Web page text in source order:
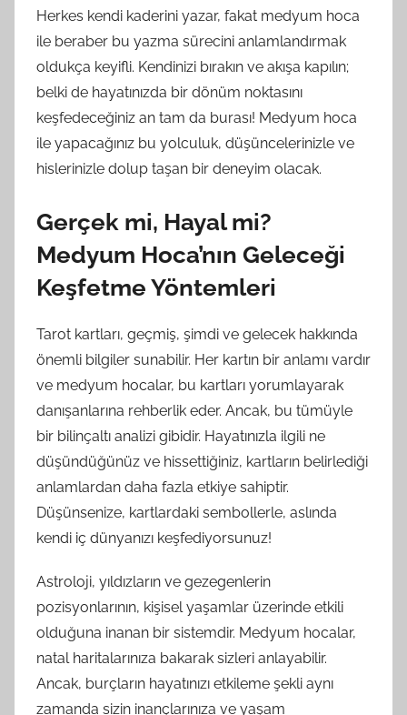
Herkes kendi kaderini yazar, fakat medyum hoca
ile beraber bu yazma sürecini anlamlandırmak
oldukça keyifli. Kendinizi bırakın ve akışa kapılın;
belki de hayatınızda bir dönüm noktasını
keşfedeceğiniz an tam da burası! Medyum hoca
ile yapacağınız bu yolculuk, düşüncelerinizle ve
hislerinizle dolup taşan bir deneyim olacak.
Gerçek mi, Hayal mi?
Medyum Hoca’nın Geleceği
Keşfetme Yöntemleri
Tarot kartları, geçmiş, şimdi ve gelecek hakkında
önemli bilgiler sunabilir. Her kartın bir anlamı vardır
ve medyum hocalar, bu kartları yorumlayarak
danışanlarına rehberlik eder. Ancak, bu tümüyle
bir bilinçaltı analizi gibidir. Hayatınızla ilgili ne
düşündüğünüz ve hissettiğiniz, kartların belirlediği
anlamlardan daha fazla etkiye sahiptir.
Düşünsenize, kartlardaki sembollerle, aslında
kendi iç dünyanızı keşfediyorsunuz!
Astroloji, yıldızların ve gezegenlerin
pozisyonlarının, kişisel yaşamlar üzerinde etkili
olduğuna inanan bir sistemdir. Medyum hocalar,
natal haritalarınıza bakarak sizleri anlayabilir.
Ancak, burçların hayatınızı etkileme şekli aynı
zamanda sizin inançlarınıza ve yaşam